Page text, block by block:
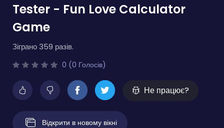
Tester - Fun Love Calculator
Game
Зіграно 359 разів.
0 (0 Голосів)
Не працює?
Відкрити в новому вікні